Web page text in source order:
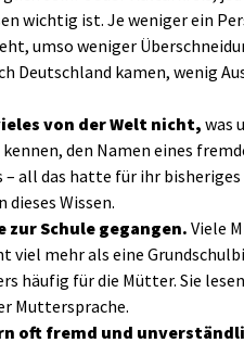
wichtig ist. Je weniger ein
umso weniger
Deutschland kamen, wenig
von der Welt nicht, was
den Namen eines
all das hatte für ihr bisheriges
Wissen.
Schule gegangen. Viele
mehr als eine
häufig für die Mütter. Sie
Muttersprache.
oft fremd und